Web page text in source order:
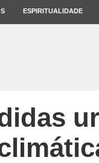
ESPIRITUALIDADE